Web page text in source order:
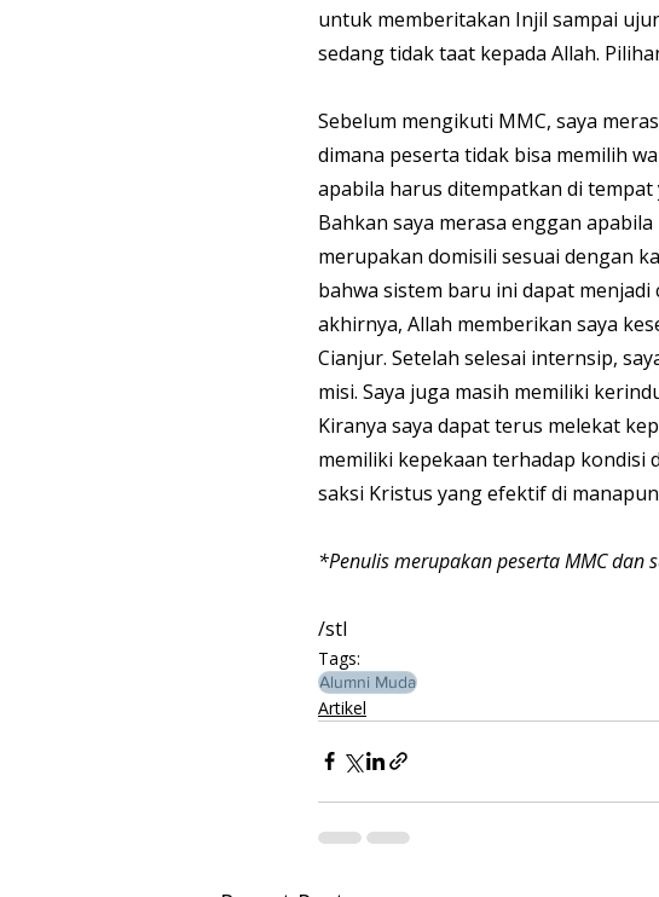
untuk memberitakan Injil sampai
sedang tidak taat kepada Allah.
Sebelum mengikuti MMC, saya
dimana peserta tidak bisa memilih
apabila harus ditempatkan di
Bahkan saya merasa enggan
merupakan domisili sesuai dengan
bahwa sistem baru ini dapat
akhirnya, Allah memberikan saya
Cianjur. Setelah selesai internsip,
misi. Saya juga masih memiliki
Kiranya saya dapat terus melekat
memiliki kepekaan terhadap kondisi
saksi Kristus yang efektif di
*Penulis merupakan peserta MMC dan
/stl
Tags:
Alumni Muda
Artikel